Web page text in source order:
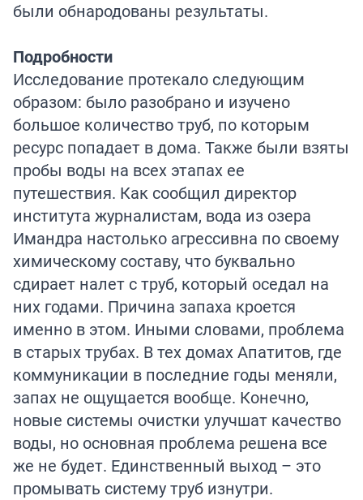
были обнародованы результаты.
Подробности
Исследование протекало следующим
образом: было разобрано и изучено
большое количество труб, по которым
ресурс попадает в дома. Также были взяты
пробы воды на всех этапах ее
путешествия. Как сообщил директор
института журналистам, вода из озера
Имандра настолько агрессивна по своему
химическому составу, что буквально
сдирает налет с труб, который оседал на
них годами. Причина запаха кроется
именно в этом. Иными словами, проблема
в старых трубах. В тех домах Апатитов, где
коммуникации в последние годы меняли,
запах не ощущается вообще. Конечно,
новые системы очистки улучшат качество
воды, но основная проблема решена все
же не будет. Единственный выход – это
промывать систему труб изнутри.